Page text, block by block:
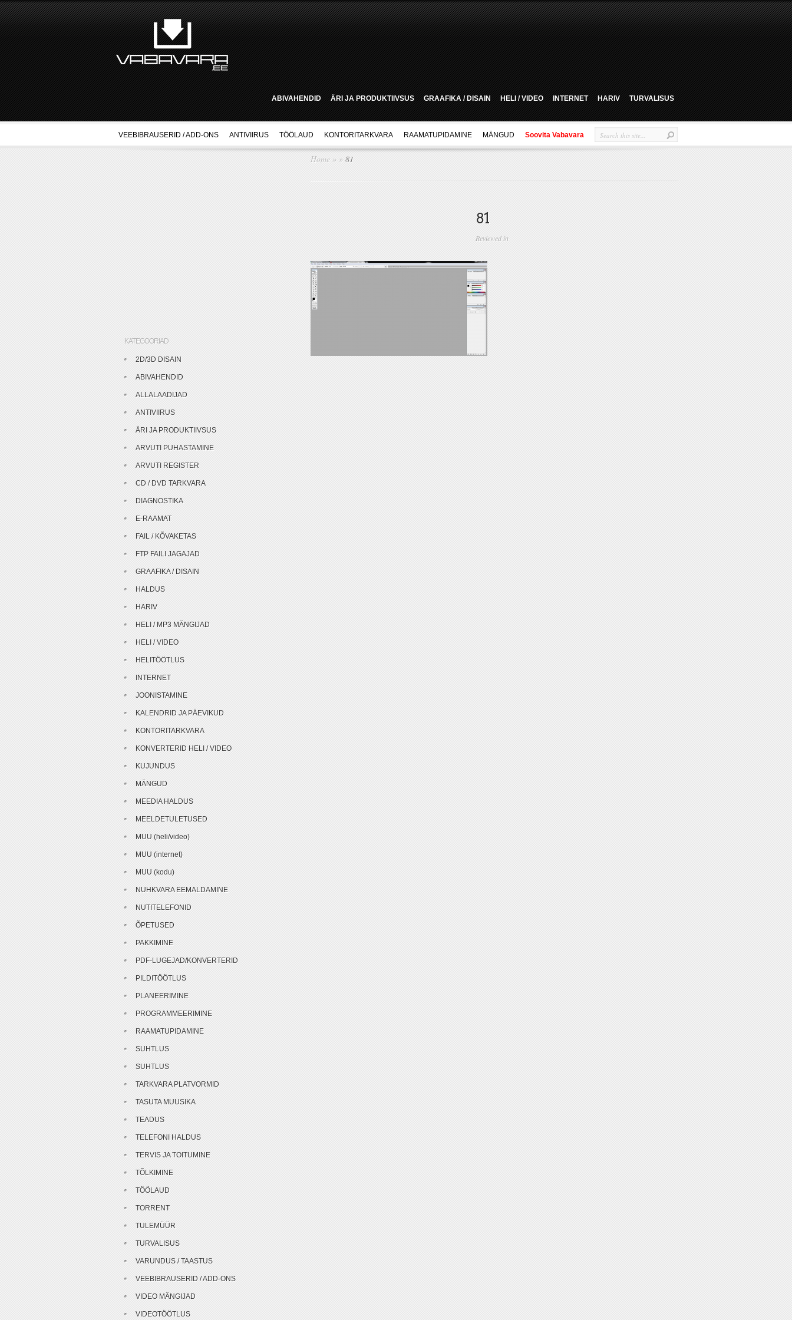
ABIVAHENDID ÄRI JA PRODUKTIIVSUS GRAAFIKA / DISAIN HELI / VIDEO INTERNET HARIV TURVALISUS
VEEBIBRAUSERID / ADD-ONS ANTIVIIRUS TÖÖLAUD KONTORITARKVARA RAAMATUPIDAMINE MÄNGUD Soovita Vabavara
Home » » 81
81
Reviewed in
KATEGOORIAD
2D/3D DISAIN
ABIVAHENDID
ALLALAADIJAD
ANTIVIIRUS
ÄRI JA PRODUKTIIVSUS
ARVUTI PUHASTAMINE
ARVUTI REGISTER
CD / DVD TARKVARA
DIAGNOSTIKA
E-RAAMAT
FAIL / KÕVAKETAS
FTP FAILI JAGAJAD
GRAAFIKA / DISAIN
HALDUS
HARIV
HELI / MP3 MÄNGIJAD
HELI / VIDEO
HELITÖÖTLUS
INTERNET
JOONISTAMINE
KALENDRID JA PÄEVIKUD
KONTORITARKVARA
KONVERTERID HELI / VIDEO
KUJUNDUS
MÄNGUD
MEEDIA HALDUS
MEELDETULETUSED
MUU (heli/video)
MUU (internet)
MUU (kodu)
NUHKVARA EEMALDAMINE
NUTITELEFONID
ÕPETUSED
PAKKIMINE
PDF-LUGEJAD/KONVERTERID
PILDITÖÖTLUS
PLANEERIMINE
PROGRAMMEERIMINE
RAAMATUPIDAMINE
SUHTLUS
SUHTLUS
TARKVARA PLATVORMID
TASUTA MUUSIKA
TEADUS
TELEFONI HALDUS
TERVIS JA TOITUMINE
TÕLKIMINE
TÖÖLAUD
TORRENT
TULEMÜÜR
TURVALISUS
VARUNDUS / TAASTUS
VEEBIBRAUSERID / ADD-ONS
VIDEO MÄNGIJAD
VIDEOTÖÖTLUS